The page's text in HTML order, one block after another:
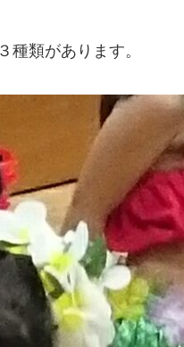
類があります。